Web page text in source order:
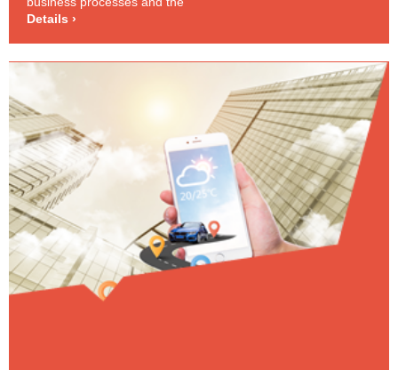
organizational aspects of the business
the relevant social and cultural backgro
Details ›